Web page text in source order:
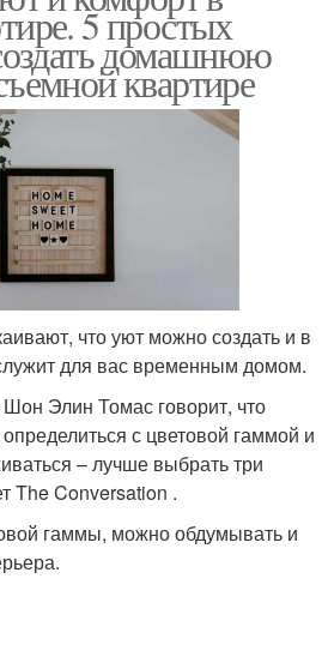
5 простых
домашнюю
квартире
что уют можно создать и в
для вас временным домом.
Элин Томас говорит, что
с цветовой гаммой и
– лучше выбрать три
The Conversation .
гаммы, можно обдумывать и